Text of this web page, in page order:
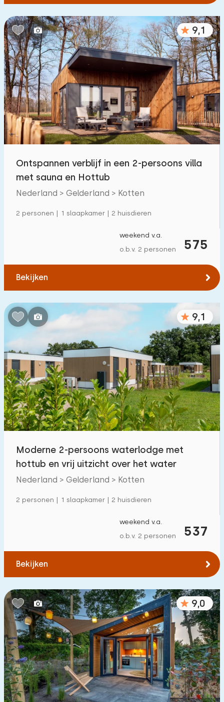
9,1
Ontspannen verblijf in een 2-persoons villa
met sauna en Hottub
Nederland > Gelderland > Kotten
2 personen | 1 slaapkamer | 2 huisdieren
575
weekend v.a.
o.b.v. 2 personen
Bekijken
9,1
Moderne 2-persoons waterlodge met
hottub en vrij uitzicht over het water
Nederland > Gelderland > Kotten
2 personen | 1 slaapkamer | 2 huisdieren
537
weekend v.a.
o.b.v. 2 personen
Bekijken
9,0